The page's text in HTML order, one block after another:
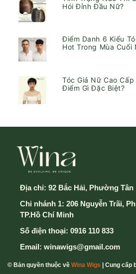
Hói Đỉnh Đầu Nữ?
Điểm Danh 6 Kiểu
Hot Trong Mùa Cuối
Tóc Giả Nữ Cao
Điểm Gì Đặc Biệt?
Địa chỉ: 92 Bắc Hải, Phường Tân
Chi nhánh 1: 206 Nguyễn Trãi,
TP.Hồ Chí Minh
Số điện thoại: 0916 110 833
Email: winawigs@gmail.com
© Bản quyền thuộc về Wina Wigs | Cung cấp